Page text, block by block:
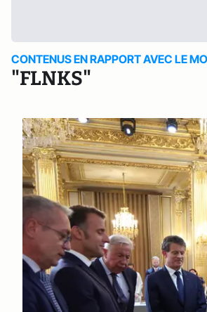
CONTENUS EN RAPPORT AVEC LE
"FLNKS"